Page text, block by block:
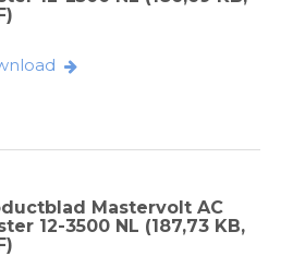
Mastervolt AC
12-3500 NL (187,73 KB,